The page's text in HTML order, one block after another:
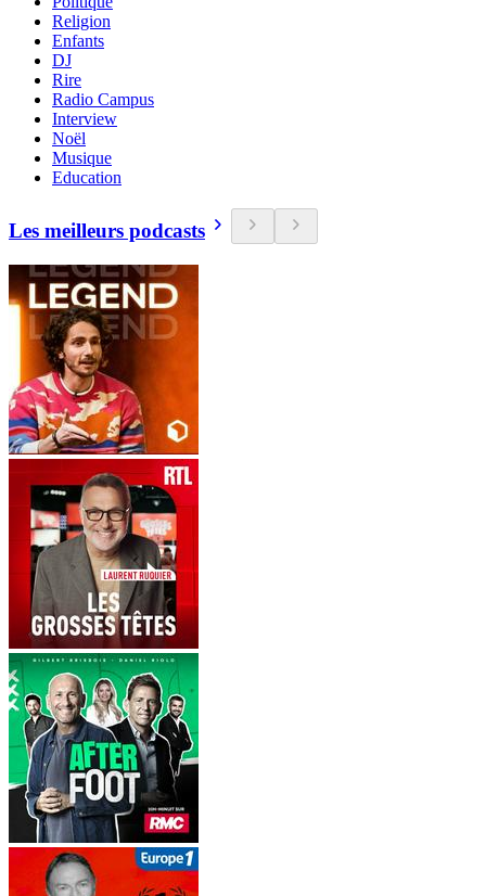
Religion
Enfants
DJ
Rire
Radio Campus
Interview
Noël
Musique
Education
Les meilleurs podcasts